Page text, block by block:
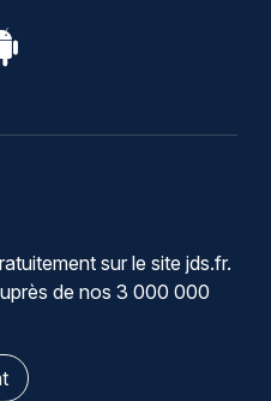
sur le site jds.fr.
de nos 3 000 000